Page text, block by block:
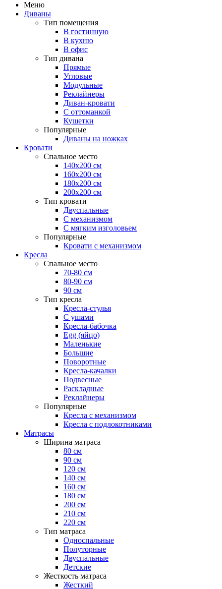
Меню
Диваны
Тип помещения
В гостинную
В кухню
В офис
Тип дивана
Прямые
Угловые
Модульные
Реклайнеры
Диван-кровати
С оттоманкой
Кушетки
Популярные
Диваны на ножках
Кровати
Спальное место
140х200 см
160х200 см
180х200 см
200х200 см
Тип кровати
Двуспальные
С механизмом
С мягким изголовьем
Популярные
Кровати с механизмом
Кресла
Спальное место
70-80 см
80-90 см
90 см
Тип кресла
Кресла-стулья
С ушами
Кресла-бабочка
Egg (яйцо)
Маленькие
Большие
Поворотные
Кресла-качалки
Подвесные
Раскладные
Реклайнеры
Популярные
Кресла с механизмом
Кресла с подлокотниками
Матрасы
Ширина матраса
80 см
90 см
120 см
140 см
160 см
180 см
200 см
210 см
220 см
Тип матраса
Односпальные
Полуторные
Двуспальные
Детские
Жесткость матраса
Жесткий